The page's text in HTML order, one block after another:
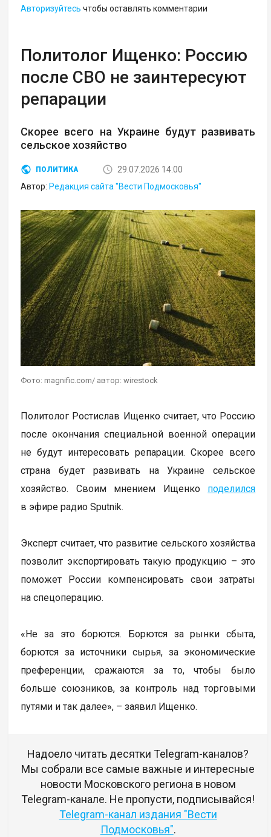
Авторизуйтесь чтобы оставлять комментарии
Политолог Ищенко: Россию
после СВО не заинтересуют
репарации
Скорее всего на Украине будут развивать
сельское хозяйство
ПОЛИТИКА
29.07.2026 14:00
Автор: Редакция сайта "Вести Подмосковья"
Фото: magnific.com/ автор: wirestock
Политолог Ростислав Ищенко считает, что Россию
после окончания специальной военной операции
не будут интересовать репарации. Скорее всего
страна будет развивать на Украине сельское
хозяйство. Своим мнением Ищенко поделился
в эфире радио Sputnik.
Эксперт считает, что развитие сельского хозяйства
позволит экспортировать такую продукцию – это
поможет России компенсировать свои затраты
на спецоперацию.
«Не за это борются. Борются за рынки сбыта,
борются за источники сырья, за экономические
преференции, сражаются за то, чтобы было
больше союзников, за контроль над торговыми
путями и так далее», – заявил Ищенко.
Надоело читать десятки Telegram-каналов?
Мы собрали все самые важные и интересные
новости Московского региона в новом
Telegram-канале. Не пропусти, подписывайся!
Telegram-канал издания "Вести
Подмосковья".